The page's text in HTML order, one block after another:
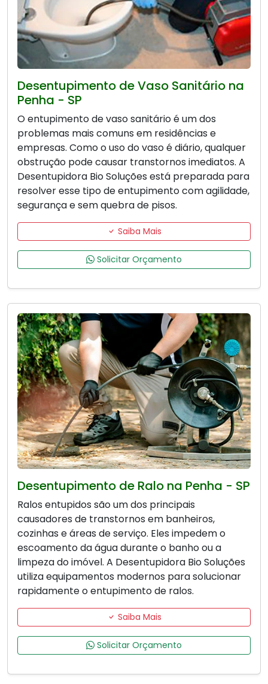
Desentupimento de Vaso Sanitário na
Penha - SP
O entupimento de vaso sanitário é um dos
problemas mais comuns em residências e
empresas. Como o uso do vaso é diário, qualquer
obstrução pode causar transtornos imediatos. A
Desentupidora Bio Soluções está preparada para
resolver esse tipo de entupimento com agilidade,
segurança e sem quebra de pisos.
Saiba Mais
Solicitar Orçamento
Desentupimento de Ralo na Penha - SP
Ralos entupidos são um dos principais
causadores de transtornos em banheiros,
cozinhas e áreas de serviço. Eles impedem o
escoamento da água durante o banho ou a
limpeza do imóvel. A Desentupidora Bio Soluções
utiliza equipamentos modernos para solucionar
rapidamente o entupimento de ralos.
Saiba Mais
Solicitar Orçamento